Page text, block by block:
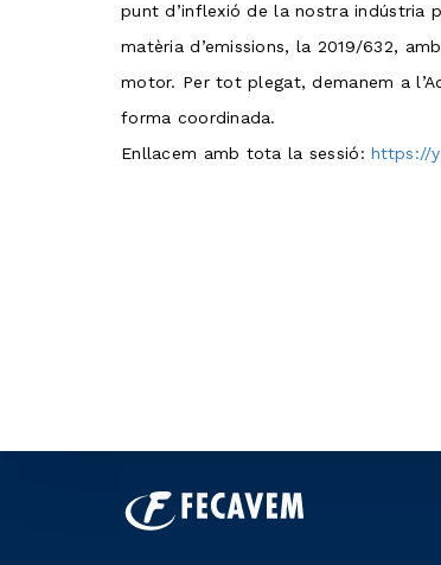
punt d’inflexió de la nostra indústria
matèria d’emissions, la 2019/632,
motor. Per tot plegat, demanem a
forma coordinada.
Enllacem amb tota la sessió:https://